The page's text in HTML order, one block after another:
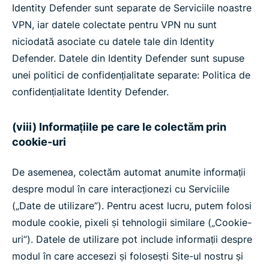
Identity Defender sunt separate de Serviciile noastre
VPN, iar datele colectate pentru VPN nu sunt
niciodată asociate cu datele tale din Identity
Defender. Datele din Identity Defender sunt supuse
unei politici de confidențialitate separate: Politica de
confidențialitate Identity Defender.
(viii) Informațiile pe care le colectăm prin
cookie-uri
De asemenea, colectăm automat anumite informații
despre modul în care interacționezi cu Serviciile
(„Date de utilizare”). Pentru acest lucru, putem folosi
module cookie, pixeli și tehnologii similare („Cookie-
uri”). Datele de utilizare pot include informații despre
modul în care accesezi și folosești Site-ul nostru și